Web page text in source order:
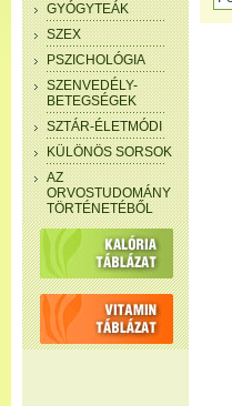
GYÓGYTEÁK
SZEX
PSZICHOLÓGIA
SZENVEDÉLY-
BETEGSÉGEK
SZTÁR-ÉLETMÓDI
KÜLÖNÖS SORSOK
AZ
ORVOSTUDOMÁNY
TÖRTÉNETÉBŐL